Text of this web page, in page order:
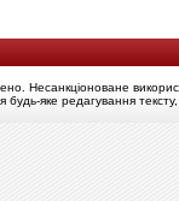
Несанкціоноване
будь-яке редагування